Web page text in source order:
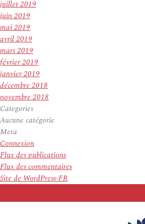
juillet 2019
juin 2019
mai 2019
avril 2019
mars 2019
février 2019
janvier 2019
décembre 2018
novembre 2018
Categories
Aucune catégorie
Meta
Connexion
Flux des publications
Flux des commentaires
Site de WordPress-FR